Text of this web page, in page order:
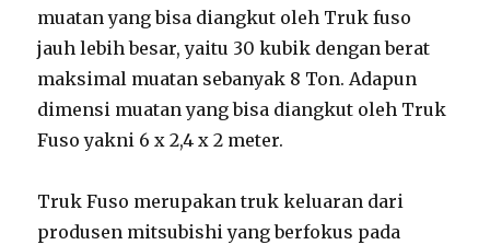
muatan yang bisa diangkut oleh Truk fuso
jauh lebih besar, yaitu 30 kubik dengan berat
maksimal muatan sebanyak 8 Ton. Adapun
dimensi muatan yang bisa diangkut oleh Truk
Fuso yakni 6 x 2,4 x 2 meter.
Truk Fuso merupakan truk keluaran dari
produsen mitsubishi yang berfokus pada